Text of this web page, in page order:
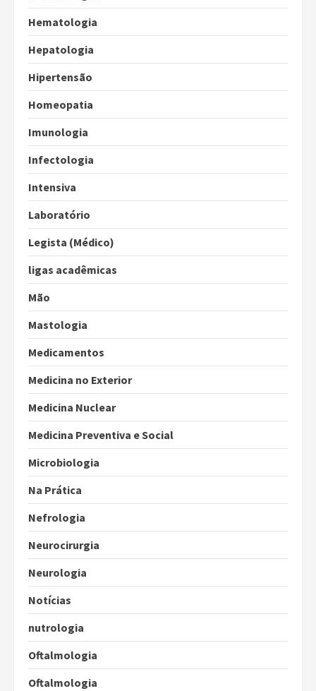
Hematologia
Hepatologia
Hipertensão
Homeopatia
Imunologia
Infectologia
Intensiva
Laboratório
Legista (Médico)
ligas acadêmicas
Mão
Mastologia
Medicamentos
Medicina no Exterior
Medicina Nuclear
Medicina Preventiva e Social
Microbiologia
Na Prática
Nefrologia
Neurocirurgia
Neurologia
Notícias
nutrologia
Oftalmologia
Oftalmologia